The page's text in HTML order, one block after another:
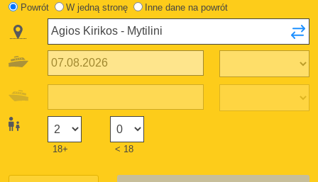
Powrót W jedną stronę Inne dane na powrót
18+ < 18